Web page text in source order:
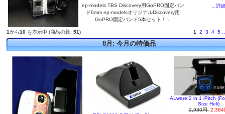
ep-models TBS Discovery用GoPRO固定バン
ド6mm ep-modelsオリジナルDiscovery用
GoPRO固定バンド5本セット！...
...詳
1から10 を表示中 (商品の数: 51) 1 2 3 4 5
8月: 今月の特価品
ALware 2 in 1 iPitch
Size Heli)
2,980円 2,384